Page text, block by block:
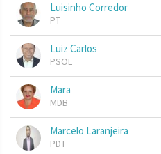
Luisinho Corredor
PT
Luiz Carlos
PSOL
Mara
MDB
Marcelo Laranjeira
PDT